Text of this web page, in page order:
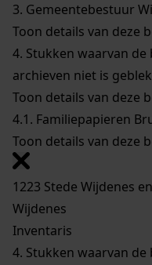
3. Gemeentebestuur
Toon details van deze
4. Stukken waarvan
archieven niet is
Toon details van deze
4.1. Familiepapieren
Toon details van deze
1223 Stede Wijdenes
Wijdenes
Inventaris
4. Stukken waarvan